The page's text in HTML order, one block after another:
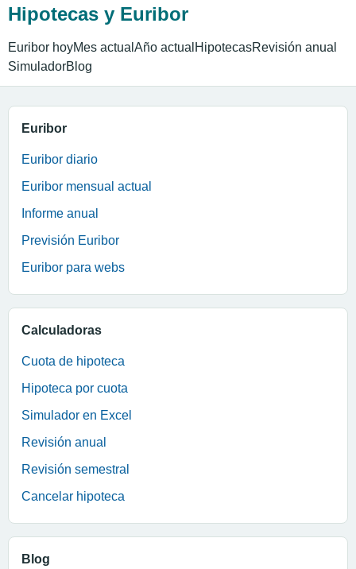
Hipotecas y Euribor
Euribor hoyMes actual Año actual HipotecasRevisión anual
SimuladorBlog
Euribor
Euribor diario
Euribor mensual actual
Informe anual
Previsión Euribor
Euribor para webs
Calculadoras
Cuota de hipoteca
Hipoteca por cuota
Simulador en Excel
Revisión anual
Revisión semestral
Cancelar hipoteca
Blog